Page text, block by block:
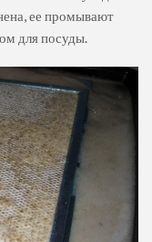
ее промывают
для посуды.